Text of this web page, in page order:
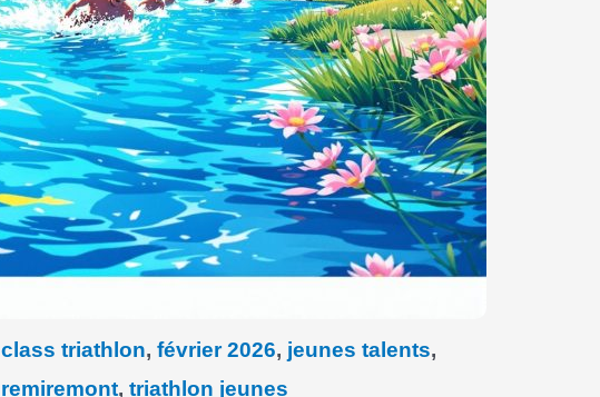
class triathlon, février 2026, jeunes talents,
remiremont, triathlon jeunes